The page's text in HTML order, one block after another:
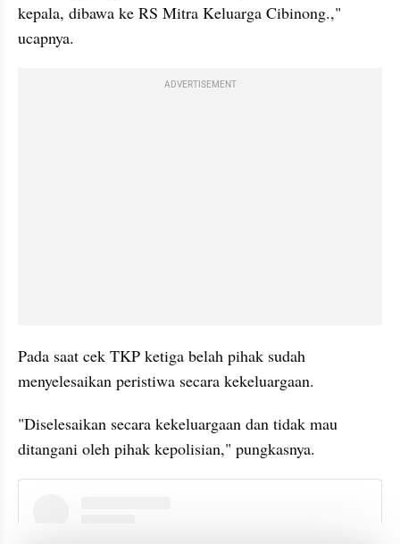
kepala, dibawa ke RS Mitra Keluarga Cibinong.,"
ucapnya.
ADVERTISEMENT
Pada saat cek TKP ketiga belah pihak sudah
menyelesaikan peristiwa secara kekeluargaan.
"Diselesaikan secara kekeluargaan dan tidak mau
ditangani oleh pihak kepolisian," pungkasnya.